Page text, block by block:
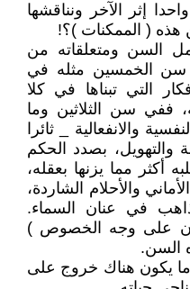
إثر الآخر ونناقشها
هذه ( الممكنات )؟!
السن ومتعلقاته من
سن الخمسين مثله في
التي تبناها في كلا
ففي سن الثلاثين وما
والانفعالية _ ثائرا
والتهويل، بصدد الحكم
أكثر مما يزنها بعقله،
والأحلام الشاردة،
في عنان السماء.
على وجه الخصوص )
السن.
ما يكون هناك خروج على